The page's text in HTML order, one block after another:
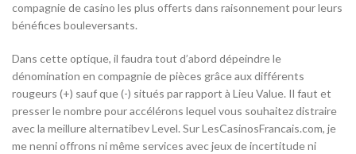
compagnie de casino les plus offerts dans raisonnement pour leurs
bénéfices bouleversants.
Dans cette optique, il faudra tout d’abord dépeindre le
dénomination en compagnie de pièces grâce aux différents
rougeurs (+) sauf que (-) situés par rapport à Lieu Value. Il faut et
presser le nombre pour accélérons lequel vous souhaitez distraire
avec la meillure alternatibev Level. Sur LesCasinosFrancais.com, je
me nenni offrons ni même services avec jeux de incertitude ni